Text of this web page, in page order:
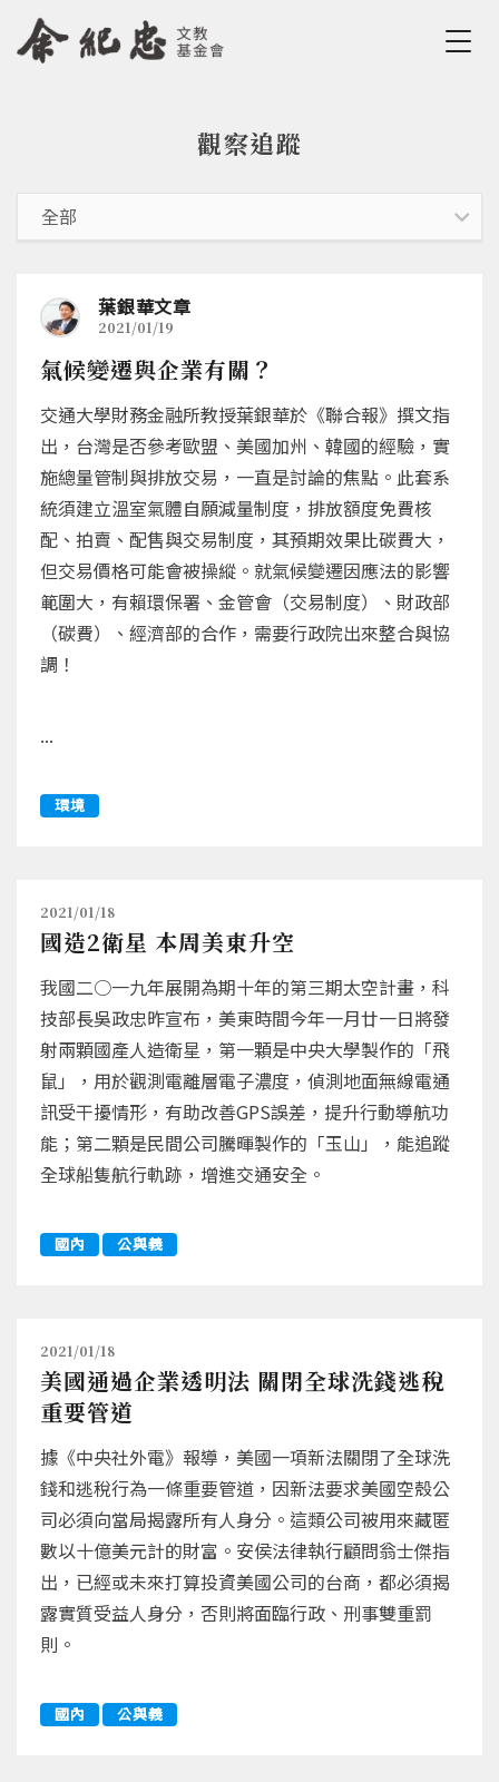
Jump to Navigation
Jump to Main content
觀察追蹤
葉銀華文章
2021/01/19
氣候變遷與企業有關？
交通大學財務金融所教授葉銀華於《聯合報》撰文指
出，台灣是否參考歐盟、美國加州、韓國的經驗，實
施總量管制與排放交易，一直是討論的焦點。此套系
統須建立溫室氣體自願減量制度，排放額度免費核
配、拍賣、配售與交易制度，其預期效果比碳費大，
但交易價格可能會被操縱。就氣候變遷因應法的影響
範圍大，有賴環保署、金管會（交易制度）、財政部
（碳費）、經濟部的合作，需要行政院出來整合與協
調！
...
環境
2021/01/18
國造2衛星 本周美東升空
我國二○一九年展開為期十年的第三期太空計畫，科
技部長吳政忠昨宣布，美東時間今年一月廿一日將發
射兩顆國產人造衛星，第一顆是中央大學製作的「飛
鼠」，用於觀測電離層電子濃度，偵測地面無線電通
訊受干擾情形，有助改善GPS誤差，提升行動導航功
能；第二顆是民間公司騰暉製作的「玉山」，能追蹤
全球船隻航行軌跡，增進交通安全。
國內 公與義
2021/01/18
美國通過企業透明法 關閉全球洗錢逃稅
重要管道
據《中央社外電》報導，美國一項新法關閉了全球洗
錢和逃稅行為一條重要管道，因新法要求美國空殼公
司必須向當局揭露所有人身分。這類公司被用來藏匿
數以十億美元計的財富。安侯法律執行顧問翁士傑指
出，已經或未來打算投資美國公司的台商，都必須揭
露實質受益人身分，否則將面臨行政、刑事雙重罰
則。
國內 公與義